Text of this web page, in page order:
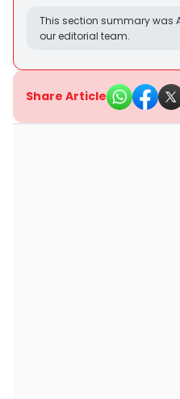
This section summary was
our editorial team.
Share Article